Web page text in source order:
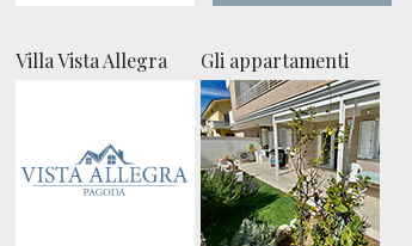
Villa Vista Allegra Gli appartamenti